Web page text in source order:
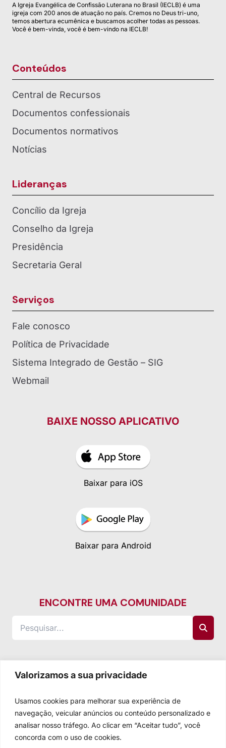
Valorizamos a sua privacidade
Usamos cookies para melhorar sua experiência de
navegação, veicular anúncios ou conteúdo personalizado e
analisar nosso tráfego. Ao clicar em “Aceitar tudo”, você
concorda com o uso de cookies.
A Igreja Evangélica de Confissão Luterana no Brasil (IECLB) é uma
igreja com 200 anos de atuação no país. Cremos no Deus tri-uno,
temos abertura ecumênica e buscamos acolher todas as pessoas.
Você é bem-vinda, você é bem-vindo na IECLB!
Conteúdos
Central de Recursos
Documentos confessionais
Documentos normativos
Notícias
Lideranças
Concílio da Igreja
Conselho da Igreja
Presidência
Secretaria Geral
Serviços
Fale conosco
Política de Privacidade
Sistema Integrado de Gestão – SIG
Webmail
BAIXE NOSSO APLICATIVO
Baixar para iOS
Baixar para Android
ENCONTRE UMA COMUNIDADE